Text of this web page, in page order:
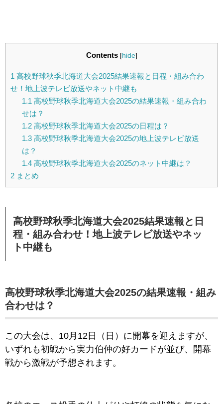
Contents [hide]
1 高校野球秋季北海道大会2025結果速報と日程・組み合わ
せ！地上波テレビ放送やネット中継も
1.1 高校野球秋季北海道大会2025の結果速報・組み合わ
せは？
1.2高校野球秋季北海道大会2025の日程は？
1.3高校野球秋季北海道大会2025の地上波テレビ放送
は？
1.4高校野球秋季北海道大会2025のネット中継は？
2 まとめ
高校野球秋季北海道大会2025結果速報と日
程・組み合わせ！地上波テレビ放送やネッ
ト中継も
高校野球秋季北海道大会2025の結果速報・組み
合わせは？
この大会は、10月12日（日）に開幕を迎えますが、
いずれも初戦から実力伯仲の好カードが並び、開幕
戦から激戦が予想されます。